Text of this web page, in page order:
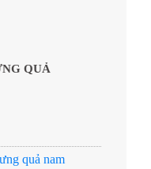
QUẢ
quả nam